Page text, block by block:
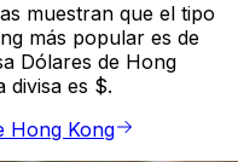
muestran que el tipo
más popular es de
Dólares de Hong
divisa es $.
Hong Kong